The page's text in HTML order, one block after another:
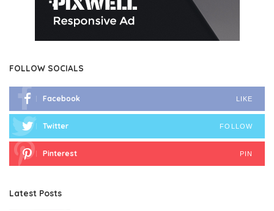
FOLLOW SOCIALS
Facebook LIKE
Twitter FOLLOW
Pinterest PIN
Latest Posts